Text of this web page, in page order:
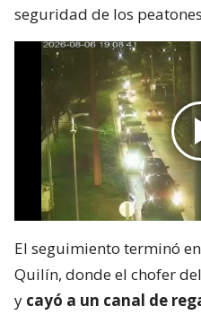
seguridad de los
El seguimiento terminó
Quilín, donde el chofer
y cayó a un canal de